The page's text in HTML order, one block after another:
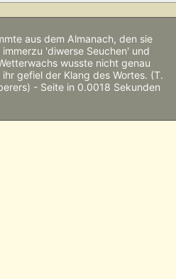
aus dem Almanach, den sie
'diwerse Seuchen' und
wusste nicht genau
gefiel der Klang des Wortes. (T.
- Seite in 0.0018 Sekunden